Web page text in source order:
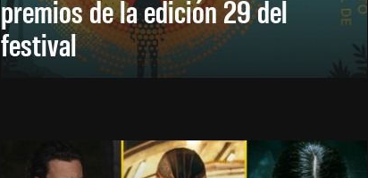
premios de la edición 29 del
festival